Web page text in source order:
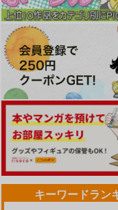
キーワードラン